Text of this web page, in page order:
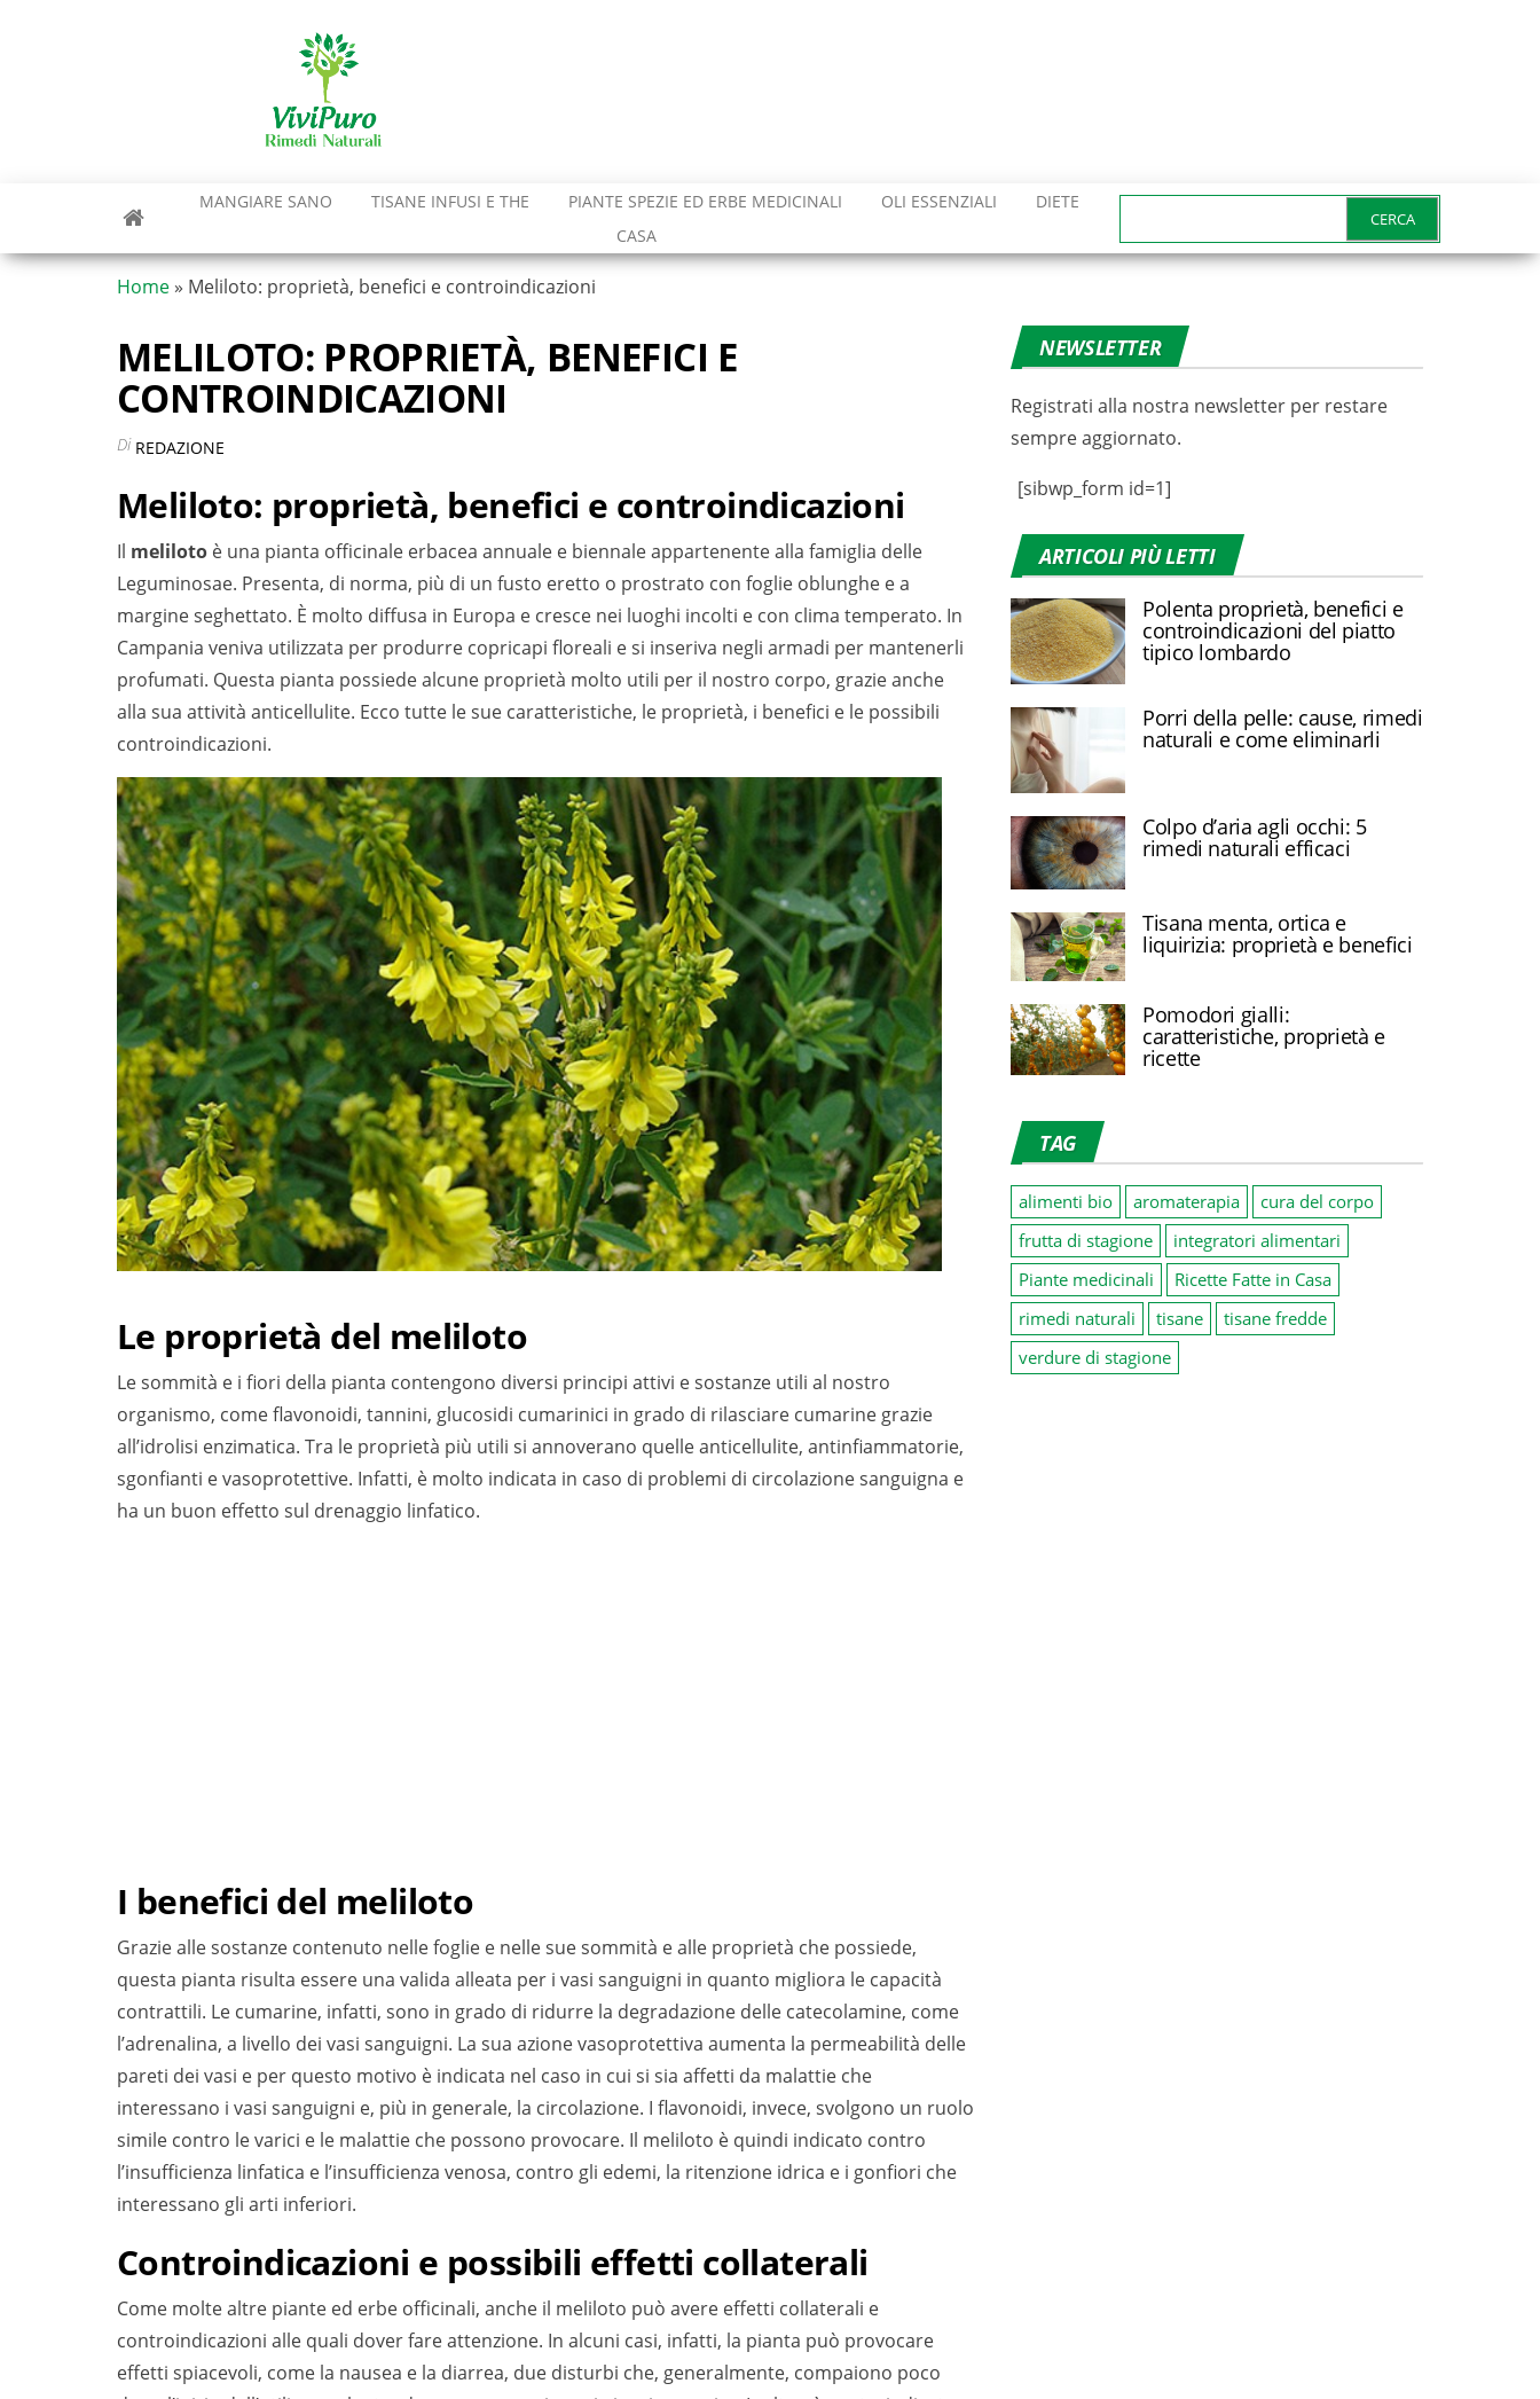
MANGIARE SANO TISANE INFUSI E THE PIANTE SPEZIE ED ERBE MEDICINALI OLI ESSENZIALI
DIETE
CASA
per:
Home » Meliloto: proprietà, benefici e controindicazioni
MELILOTO: PROPRIETÀ, BENEFICI E
CONTROINDICAZIONI
Di REDAZIONE
Meliloto: proprietà, benefici e controindicazioni
Il meliloto è una pianta officinale erbacea annuale e biennale appartenente alla famiglia delle
Leguminosae. Presenta, di norma, più di un fusto eretto o prostrato con foglie oblunghe e a
margine seghettato. È molto diffusa in Europa e cresce nei luoghi incolti e con clima temperato. In
Campania veniva utilizzata per produrre copricapi floreali e si inseriva negli armadi per mantenerli
profumati. Questa pianta possiede alcune proprietà molto utili per il nostro corpo, grazie anche
alla sua attività anticellulite. Ecco tutte le sue caratteristiche, le proprietà, i benefici e le possibili
controindicazioni.
Le proprietà del meliloto
Le sommità e i fiori della pianta contengono diversi principi attivi e sostanze utili al nostro
organismo, come flavonoidi, tannini, glucosidi cumarinici in grado di rilasciare cumarine grazie
all’idrolisi enzimatica. Tra le proprietà più utili si annoverano quelle anticellulite, antinfiammatorie,
sgonfianti e vasoprotettive. Infatti, è molto indicata in caso di problemi di circolazione sanguigna e
ha un buon effetto sul drenaggio linfatico.
I benefici del meliloto
Grazie alle sostanze contenuto nelle foglie e nelle sue sommità e alle proprietà che possiede,
questa pianta risulta essere una valida alleata per i vasi sanguigni in quanto migliora le capacità
contrattili. Le cumarine, infatti, sono in grado di ridurre la degradazione delle catecolamine, come
l’adrenalina, a livello dei vasi sanguigni. La sua azione vasoprotettiva aumenta la permeabilità delle
pareti dei vasi e per questo motivo è indicata nel caso in cui si sia affetti da malattie che
interessano i vasi sanguigni e, più in generale, la circolazione. I flavonoidi, invece, svolgono un ruolo
simile contro le varici e le malattie che possono provocare. Il meliloto è quindi indicato contro
l’insufficienza linfatica e l’insufficienza venosa, contro gli edemi, la ritenzione idrica e i gonfiori che
interessano gli arti inferiori.
Controindicazioni e possibili effetti collaterali
Come molte altre piante ed erbe officinali, anche il meliloto può avere effetti collaterali e
controindicazioni alle quali dover fare attenzione. In alcuni casi, infatti, la pianta può provocare
effetti spiacevoli, come la nausea e la diarrea, due disturbi che, generalmente, compaiono poco
NEWSLETTER
Registrati alla nostra newsletter per restare
sempre aggiornato.
[sibwp_form id=1]
ARTICOLI PIÙ LETTI
Polenta proprietà, benefici e
controindicazioni del piatto
tipico lombardo
Porri della pelle: cause, rimedi
naturali e come eliminarli
Colpo d’aria agli occhi: 5
rimedi naturali efficaci
Tisana menta, ortica e
liquirizia: proprietà e benefici
Pomodori gialli:
caratteristiche, proprietà e
ricette
TAG
alimenti bio aromaterapia
cura del corpo
frutta di stagione
integratori alimentari
Piante medicinali
Ricette Fatte in Casa
rimedi naturali
tisane
tisane fredde
verdure di stagione